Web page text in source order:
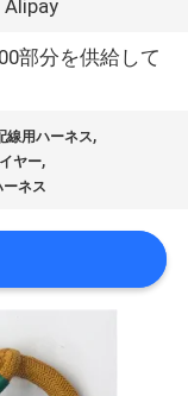
部分を供給して
線用ハーネス,
ヤー,
ネス